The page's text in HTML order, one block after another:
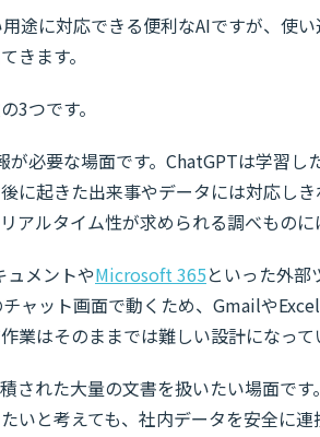
途に対応できる便利なAIですが、使
きます。
3つです。
が必要な場面です。ChatGPTは学習
に起きた出来事やデータには対応し
アルタイム性が求められる調べものに
メントやMicrosoft 365といった外部
ャット画面で動くため、Gmailや
業はそのままでは難しい設計になって
された大量の文書を扱いたい場面で
いと考えても、社内データを安全に